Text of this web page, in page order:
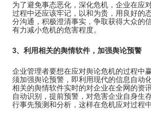
为了避免事态恶化，深化危机，企业在应
过程中还应该牢记，以和为贵，用良好的
分沟通，积极澄清事实，争取获得大众的
有力减小危机的危害程度。
3、利用相关的舆情软件，加强舆论预警
企业管理者要想在应对舆论危机的过程中
须加强舆论预警，即利用现代的信息自动
相关的舆情软件实时的对企业在全网的资
自动识别，提前预警，对危害企业自身生
行事先预测和分析，这样在危机应对过程